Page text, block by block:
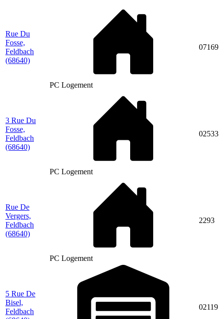
Rue Du
Fosse,
Feldbach
(68640)
PC Logement
07169
3 Rue Du
Fosse,
Feldbach
(68640)
PC Logement
02533
Rue De
Vergers,
Feldbach
(68640)
PC Logement
2293
5 Rue De
Bisel,
Feldbach
02119